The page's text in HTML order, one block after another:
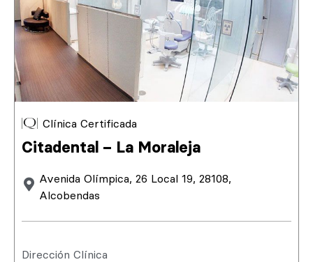
Clínica Certificada
Citadental – La Moraleja
Avenida Olímpica, 26 Local 19, 28108,
Alcobendas
Dirección Clínica